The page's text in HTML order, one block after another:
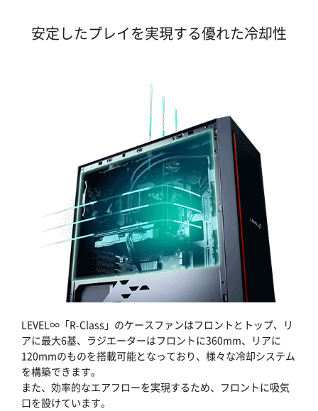
安定したプレイを実現する優れた冷却性
LEVEL∞「R-Class」のケースファンはフロントとトップ、リ
アに最大6基、ラジエーターはフロントに360mm、リアに
120mmのものを搭載可能となっており、様々な冷却システム
を構築できます。
また、効率的なエアフローを実現するため、フロントに吸気
口を設けています。